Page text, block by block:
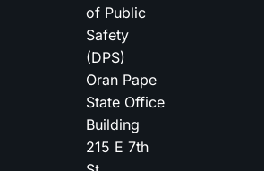
of Public
Safety
(DPS)
Oran Pape
State Office
Building
215 E 7th